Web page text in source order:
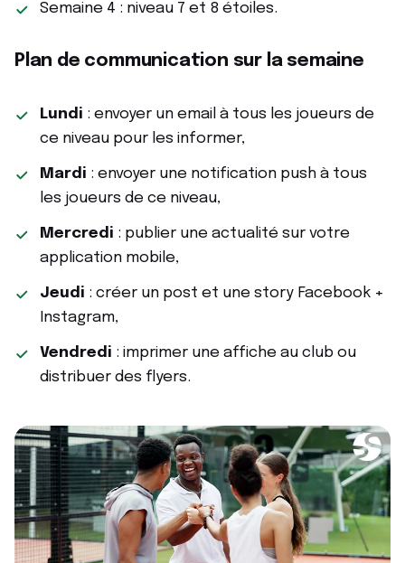
Semaine 4 : niveau 7 et 8 étoiles.
Plan de communication sur la semaine
Lundi : envoyer un email à tous les joueurs de
ce niveau pour les informer,
Mardi : envoyer une notification push à tous
les joueurs de ce niveau,
Mercredi : publier une actualité sur votre
application mobile,
Jeudi : créer un post et une story Facebook +
Instagram,
Vendredi : imprimer une affiche au club ou
distribuer des flyers.